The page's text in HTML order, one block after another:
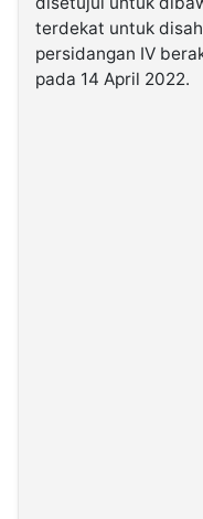
terdekat untuk
persidangan IV
pada 14 April 2022.